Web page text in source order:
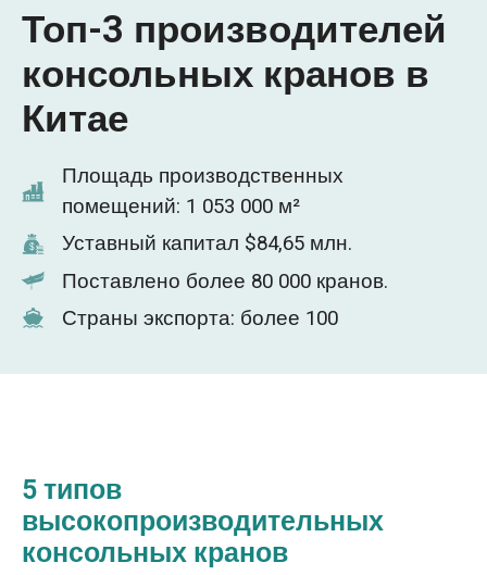
Топ-3 производителей
консольных кранов в
Китае
Площадь производственных
помещений: 1 053 000 м²
Уставный капитал $84,65 млн.
Поставлено более 80 000 кранов.
Страны экспорта: более 100
5 типов
высокопроизводительных
консольных кранов